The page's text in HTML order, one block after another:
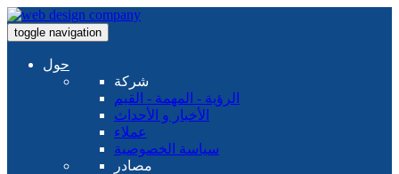
toggle navigation
حول
شركة
الرؤية - المهمة - القيم
الأخبار و الأحداث
عملاء
سياسة الخصوصية
مصادر